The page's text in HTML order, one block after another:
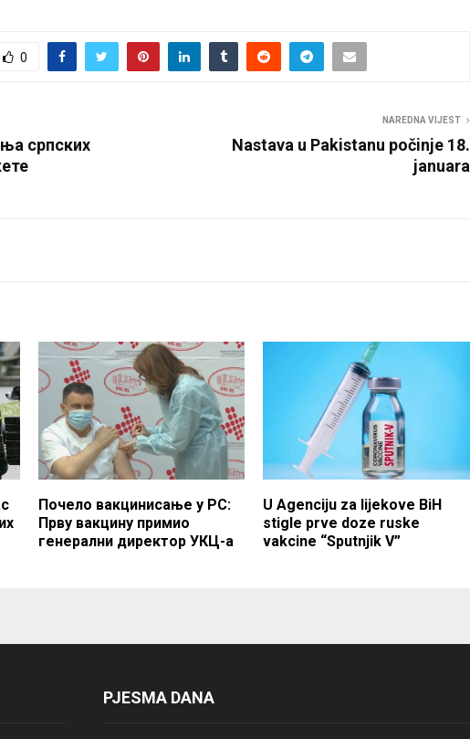
0
српских
NAREDNA VIJEST
Nastava u Pakistanu počinje 18.
januara
Почело вакцинисање у РС:
Прву вакцину примио
генерални директор УКЦ-а
U Agenciju za lijekove BiH
stigle prve doze ruske
vakcine “Sputnjik V”
PJESMA DANA